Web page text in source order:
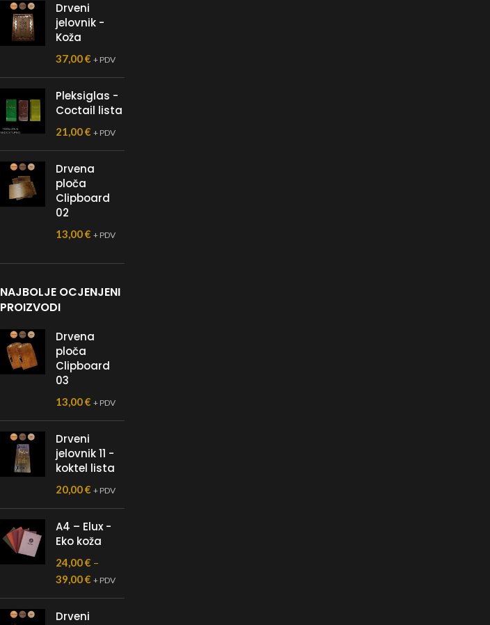
Drveni
jelovnik -
Koža
37,00€ + PDV
Pleksiglas -
Coctail lista
21,00€ + PDV
Drvena
ploča
Clipboard
02
13,00€ + PDV
NAJBOLJE OCJENJENI
PROIZVODI
Drvena
ploča
Clipboard
03
13,00€ + PDV
Drveni
jelovnik 11 -
koktel lista
20,00€ + PDV
A4 – Elux -
Eko koža
24,00€ –
39,00€ + PDV
Drveni